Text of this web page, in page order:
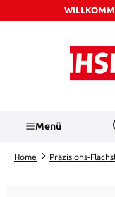
Zum Hauptinhalt
Menü
Home Präzisions-